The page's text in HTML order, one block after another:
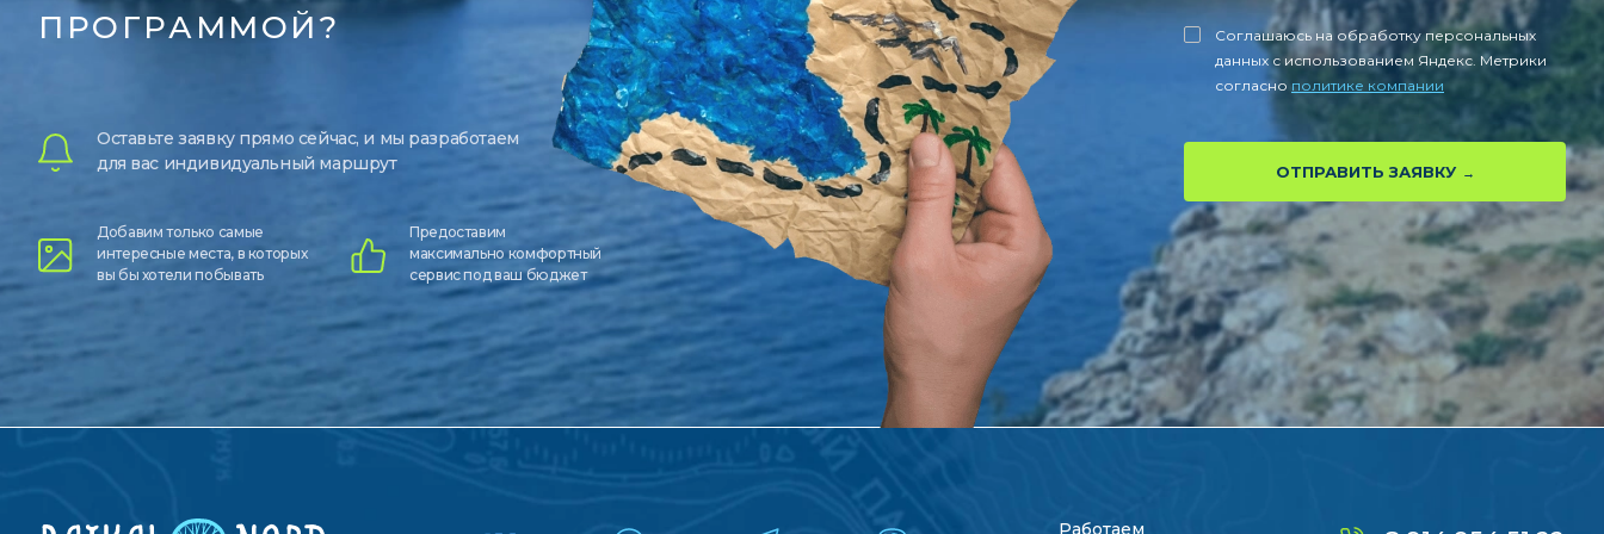
ПРОГРАММОЙ?
Оставьте заявку прямо сейчас, и мы разработаем
для вас индивидуальный маршрут
Добавим только самые
интересные места, в которых
вы бы хотели побывать
Предоставим
максимально комфортный
сервис под ваш бюджет
Соглашаюсь на обработку персональных
данных с использованием Яндекс. Метрики
согласно политике компании
ОТПРАВИТЬ ЗАЯВКУ
Работаем